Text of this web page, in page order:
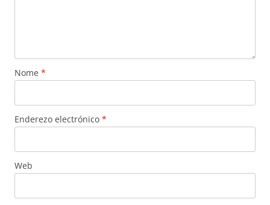
Nome *
Enderezo electrónico *
Web